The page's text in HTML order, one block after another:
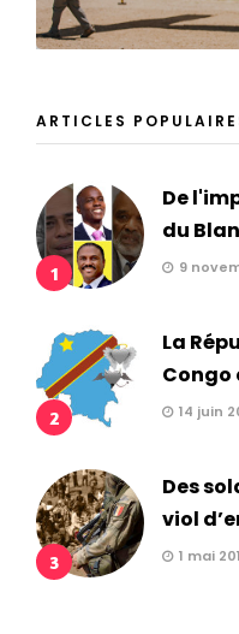
ARTICLES
1
De
du
9
2
La
Congo
14 juin
3
Des
viol
1 mai